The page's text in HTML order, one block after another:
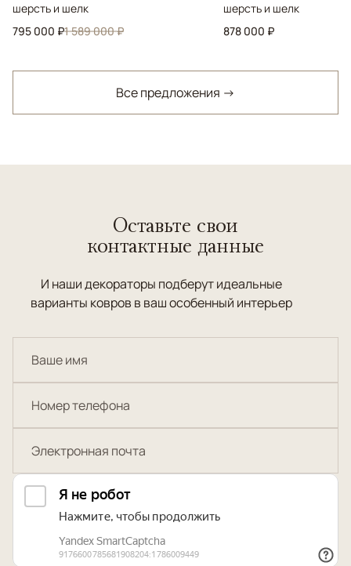
шерсть и шелк
795 000 ₽1 589 000 ₽
шерсть и шелк
878 000 ₽
Все предложения →
Оставьте свои
контактные данные
И наши декораторы подберут идеальные
варианты ковров в ваш особенный интерьер